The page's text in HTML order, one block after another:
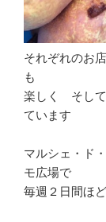
それぞれのお
も
楽しく そして
ています
マルシェ・ド
モ広場で
毎週２日間ほ